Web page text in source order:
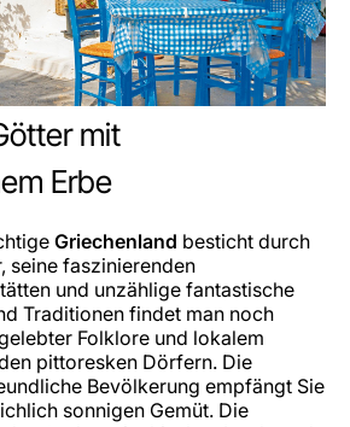
mit
Erbe
Griechenland besticht durch
seine faszinierenden
und unzählige fantastische
Traditionen findet man noch
Folklore und lokalem
pittoresken Dörfern. Die
Bevölkerung empfängt Sie
sonnigen Gemüt. Die